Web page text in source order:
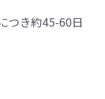
つき約45-60日